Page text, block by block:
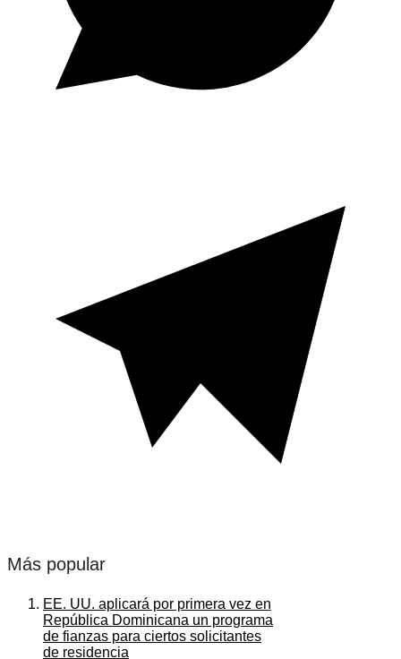
Más popular
EE. UU. aplicará por primera vez en
República Dominicana un programa
de fianzas para ciertos solicitantes
de residencia